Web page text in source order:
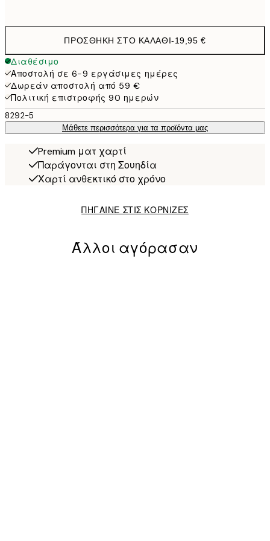
ΠΡΟΣΘΉΚΗ ΣΤΟ ΚΑΛΆΘΙ-19,95 €
Διαθέσιμο
Αποστολή σε 6-9 εργάσιμες ημέρες
Δωρεάν αποστολή από 59 €
Πολιτική επιστροφής 90 ημερών
8292-5
Μάθετε περισσότερα για τα προϊόντα μας
Premium ματ χαρτί
Παράγονται στη Σουηδία
Χαρτί ανθεκτικό στο χρόνο
ΠΗΓΑΙΝΕ ΣΤΙΣ ΚΟΡΝΙΖΕΣ
Άλλοι αγόρασαν